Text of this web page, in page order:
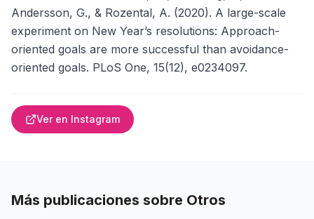
Andersson, G., & Rozental, A. (2020). A large-scale
experiment on New Year’s resolutions: Approach-
oriented goals are more successful than avoidance-
oriented goals. PLoS One, 15(12), e0234097.
Ver en Instagram
Más publicaciones sobre Otros